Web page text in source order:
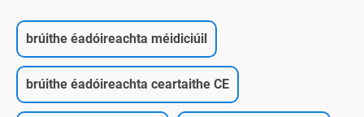
brúithe éadóireachta méidiciúil
brúithe éadóireachta ceartaithe CE